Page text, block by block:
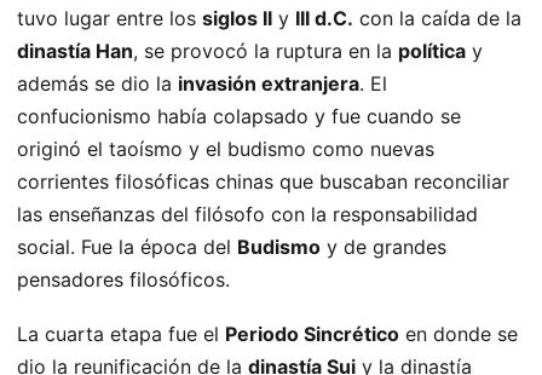
tuvo lugar entre los siglos II y III d.C. con la caída de la
dinastía Han, se provocó la ruptura en la política y
además se dio la invasión extranjera. El
confucionismo había colapsado y fue cuando se
originó el taoísmo y el budismo como nuevas
corrientes filosóficas chinas que buscaban reconciliar
las enseñanzas del filósofo con la responsabilidad
social. Fue la época del Budismo y de grandes
pensadores filosóficos.
La cuarta etapa fue el Periodo Sincrético en donde se
dio la reunificación de la dinastía Sui y la dinastía